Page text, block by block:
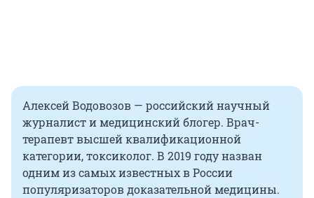
Алексей Водовозов — российский научный
журналист и медицинский блогер. Врач-
терапевт высшей квалификационной
категории, токсиколог. В 2019 году назван
одним из самых известных в России
популяризаторов доказательной медицины.